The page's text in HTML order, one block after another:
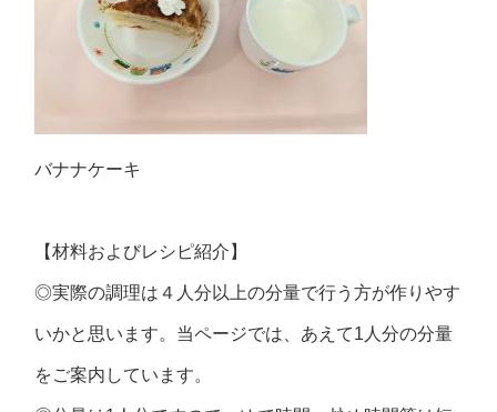
バナナケーキ
【材料およびレシピ紹介】
◎実際の調理は４人分以上の分量で行う方が作りやす
いかと思います。当ページでは、あえて1人分の分量
をご案内しています。